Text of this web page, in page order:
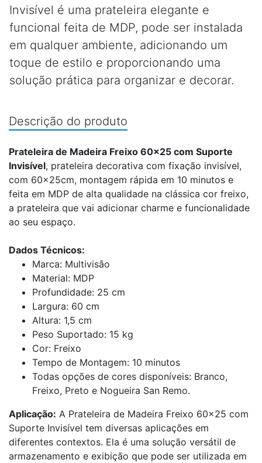
Invisível é uma prateleira elegante e
funcional feita de MDP, pode ser instalada
em qualquer ambiente, adicionando um
toque de estilo e proporcionando uma
solução prática para organizar e decorar.
Descrição do produto
Prateleira de Madeira Freixo 60x25 com Suporte
Invisível, prateleira decorativa com fixação invisível,
com 60x25cm, montagem rápida em 10 minutos e
feita em MDP de alta qualidade na clássica cor freixo,
a prateleira que vai adicionar charme e funcionalidade
ao seu espaço.
Dados Técnicos:
Marca: Multivisão
Material: MDP
Profundidade: 25 cm
Largura: 60 cm
Altura: 1,5 cm
Peso Suportado: 15 kg
Cor: Freixo
Tempo de Montagem: 10 minutos
Todas opções de cores disponíveis: Branco,
Freixo, Preto e Nogueira San Remo.
Aplicação: A Prateleira de Madeira Freixo 60x25 com
Suporte Invisível tem diversas aplicações em
diferentes contextos. Ela é uma solução versátil de
armazenamento e exibição que pode ser utilizada em